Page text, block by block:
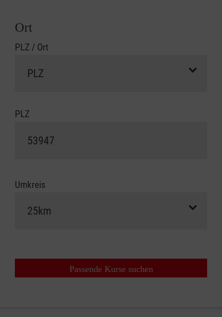
Ort
PLZ / Ort
PLZ
Umkreis
Passende Kurse suchen